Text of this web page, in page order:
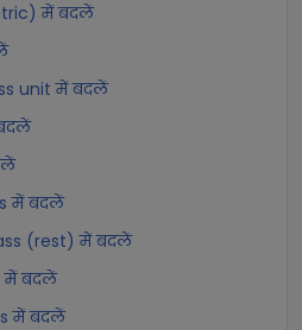
में बदलें
unit में बदलें
में बदलें
(rest) में बदलें
में बदलें
में बदलें